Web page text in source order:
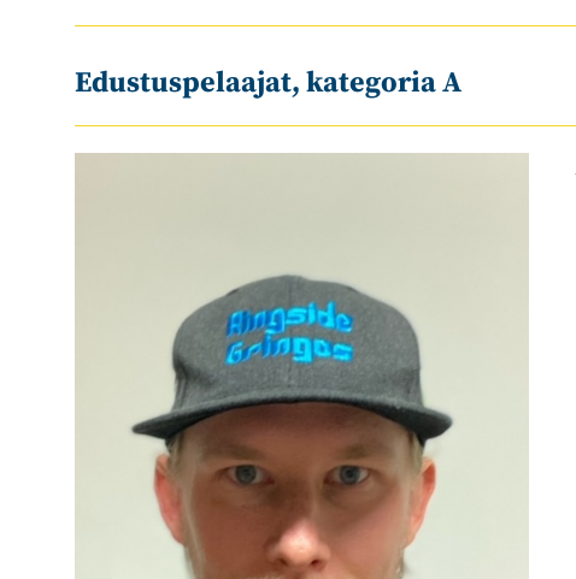
Edustuspelaajat, kategoria A